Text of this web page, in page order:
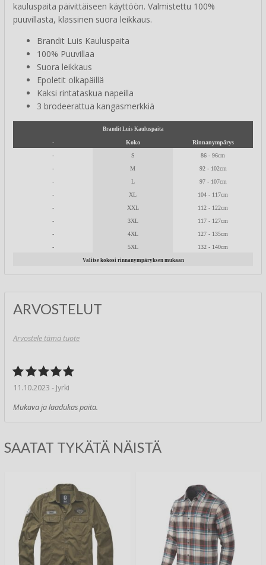
kauluspaita päivittäiseen käyttöön. Valmistettu 100%
puuvillasta, klassinen suora leikkaus.
Brandit Luis Kauluspaita
100% Puuvillaa
Suora leikkaus
Epoletit olkapäillä
Kaksi rintataskua napeilla
3 brodeerattua kangasmerkkiä
Brandit Luis Kauluspaita
- Koko
Rinnanympärys
-
S
86 - 96cm
-
M
92 - 102cm
-
L
97 - 107cm
-
XL
104 - 117cm
-
XXL
112 - 122cm
-
3XL
117 - 127cm
-
4XL
127 - 135cm
-
5XL 132 - 140cm
Valitse kokosi rinnanympäryksen mukaan
ARVOSTELUT
Arvostele tämä tuote
11.10.2023 - Jyrki
Mukava ja laadukas paita.
SAATAT TYKÄTÄ NÄISTÄ